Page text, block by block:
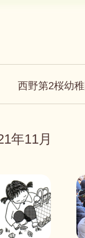
西野第2桜幼
年11月